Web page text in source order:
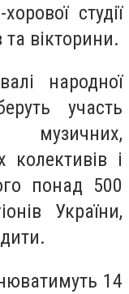
студії
та вікторини.
народної
участь
і
понад 500
України,
14